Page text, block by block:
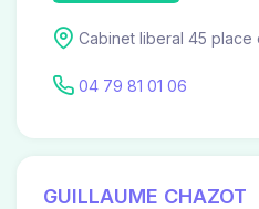
Cabinet liberal 45 place
04 79 81 01 06
GUILLAUME CHAZOT